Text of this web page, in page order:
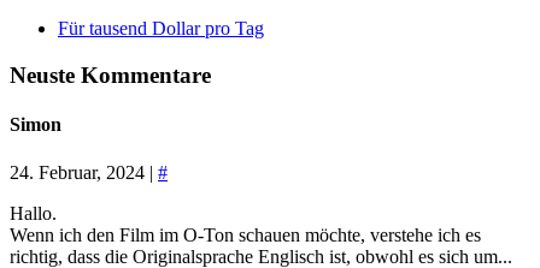
Für tausend Dollar pro Tag
Neuste Kommentare
Simon
24. Februar, 2024 | #
Hallo.
Wenn ich den Film im O-Ton schauen möchte, verstehe ich es
richtig, dass die Originalsprache Englisch ist, obwohl es sich um...